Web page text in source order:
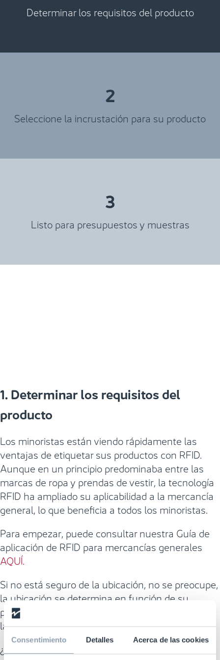
Consentimiento Detalles Acerca de las cookies
Determinar los requisitos del producto
2
Seleccione la incrustación para su producto
3
Listo para presupuestos y muestras
1. Determinar los requisitos del
producto
Los minoristas están viendo rápidamente las
ventajas de etiquetar sus productos con RFID.
Aunque en un principio predominaba entre las
marcas de ropa y prendas de vestir, la tecnología
RFID ha ampliado su aplicabilidad a la mercancía
general, lo que beneficia a todos los minoristas.
Para empezar, puede consultar nuestra Guía de
aplicación de RFID para mercancías generales
AQUÍ.
Si no está seguro de la ubicación, no se preocupe,
la ubicación se determina en función de su
producto específico, así como de la legibilidad de
la etiqueta en su producto.
¿Necesita ayuda para elegir la etiqueta y la